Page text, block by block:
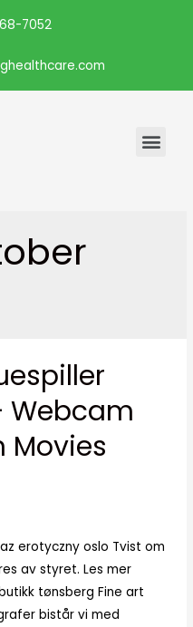
7052
Webcam
Movies
erotyczny oslo Tvist om
av styret. Les mer
tønsberg Fine art
bistår vi med